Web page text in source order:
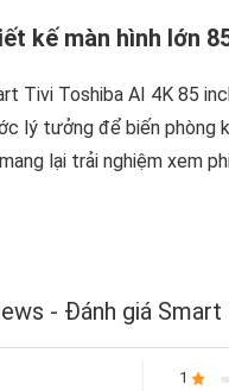
kế màn hình lớn
Tivi Toshiba AI 4K 85
lý tưởng để biến phòng
lại trải nghiệm xem
- Đánh giá
1